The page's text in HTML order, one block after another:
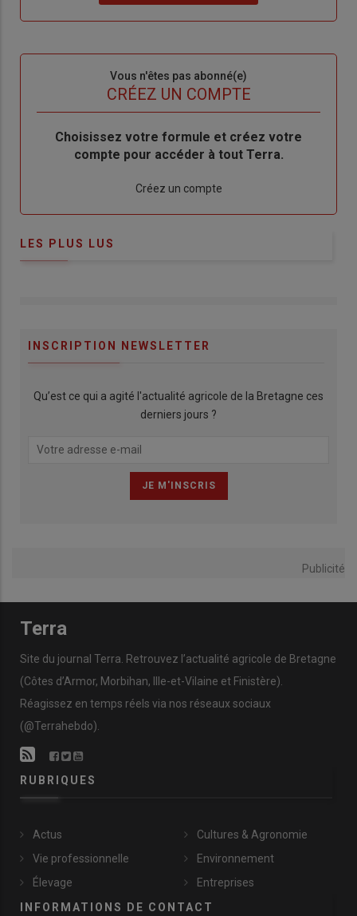
de
me
Vous n'êtes pas abonné(e)
CRÉEZ UN COMPTE
BodyChoisissez votre formule et créez votre
compte pour accéder à tout Terra.
Créez un compte
LES PLUS LUS
INSCRIPTION NEWSLETTER
Qu’est ce qui a agité l'actualité agricole de la Bretagne ces
derniers jours ?
Publicité
Terra
Site du journal Terra. Retrouvez l’actualité agricole de Bretagne
(Côtes d’Armor, Morbihan, Ille-et-Vilaine et Finistère).
Réagissez en temps réels via nos réseaux sociaux
(@Terrahebdo).
RUBRIQUES
Actus
Vie professionnelle
Élevage
Cultures & Agronomie
Environnement
Entreprises
INFORMATIONS DE CONTACT